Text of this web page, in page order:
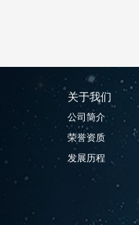
关于我们
公司简介
荣誉资质
发展历程